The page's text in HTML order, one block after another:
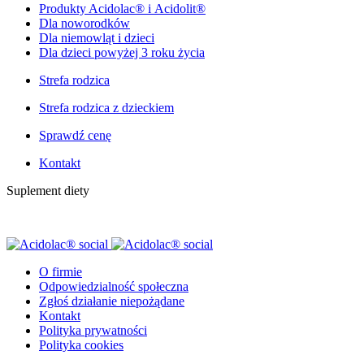
Produkty Acidolac® i Acidolit®
Dla noworodków
Dla niemowląt i dzieci
Dla dzieci powyżej 3 roku życia
Strefa rodzica
Strefa rodzica z dzieckiem
Sprawdź cenę
Kontakt
Suplement diety
O firmie
Odpowiedzialność społeczna
Zgłoś działanie niepożądane
Kontakt
Polityka prywatności
Polityka cookies